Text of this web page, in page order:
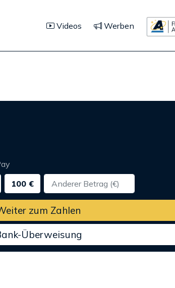
Videos Werben
100 €
zum Zahlen
Überweisung